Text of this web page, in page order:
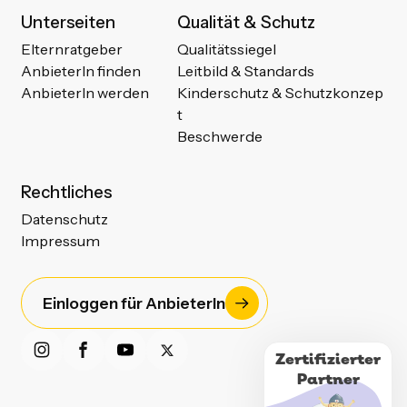
Unterseiten
Elternratgeber
AnbieterIn finden
AnbieterIn werden
Qualität & Schutz
Qualitätssiegel
Leitbild & Standards
Kinderschutz & Schutzkonzep
t
Beschwerde
Rechtliches
Datenschutz
Impressum
Einloggen für AnbieterIn
Zertifizierter
Partner